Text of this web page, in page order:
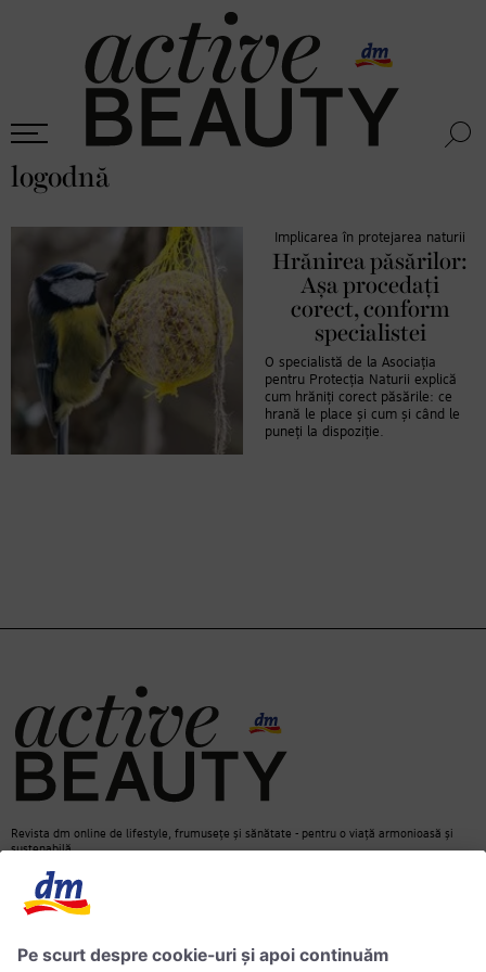
logodnă
Implicarea în protejarea naturii
Hrănirea păsărilor:
Așa procedați
corect, conform
specialistei
O specialistă de la Asociația
pentru Protecția Naturii explică
cum hrăniți corect păsările: ce
hrană le place și cum și când le
puneți la dispoziție.
Revista dm online de lifestyle, frumusețe și sănătate - pentru o viață armonioasă și
sustenabilă.